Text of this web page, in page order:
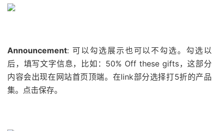
Announcement: 可以勾选展示也可以不勾选。勾选以
后，填写文字信息，比如：50% Off these gifts，这部分
内容会出现在网站首页顶端。在link部分选择打5折的产品
集。点击保存。